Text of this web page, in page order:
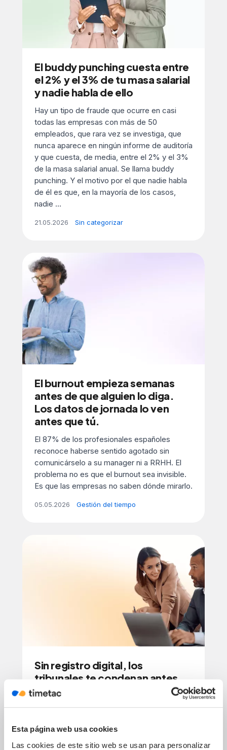
Esta página web usa cookies
Las cookies de este sitio web se usan para personalizar
El buddy punching cuesta entre
el 2% y el 3% de tu masa salarial
y nadie habla de ello
Hay un tipo de fraude que ocurre en casi
todas las empresas con más de 50
empleados, que rara vez se investiga, que
nunca aparece en ningún informe de auditoría
y que cuesta, de media, entre el 2% y el 3%
de la masa salarial anual. Se llama buddy
punching. Y el motivo por el que nadie habla
de él es que, en la mayoría de los casos,
nadie ...
21.05.2026 Sin categorizar
El burnout empieza semanas
antes de que alguien lo diga.
Los datos de jornada lo ven
antes que tú.
El 87% de los profesionales españoles
reconoce haberse sentido agotado sin
comunicárselo a su manager ni a RRHH. El
problema no es que el burnout sea invisible.
Es que las empresas no saben dónde mirarlo.
05.05.2026 Gestión del tiempo
Sin registro digital, los
tribunales te condenan antes
de que empiece el juicio
En derecho procesal, quien reclama algo
sobre jornada y horas extra esa regla lleva
años invirtiéndose contra las empresas que